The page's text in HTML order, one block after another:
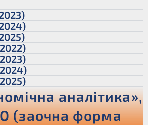
аналітика»,
(заочна форма